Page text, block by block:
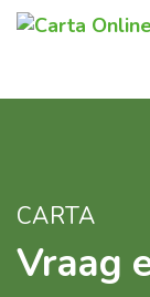
CARTA
Vraag